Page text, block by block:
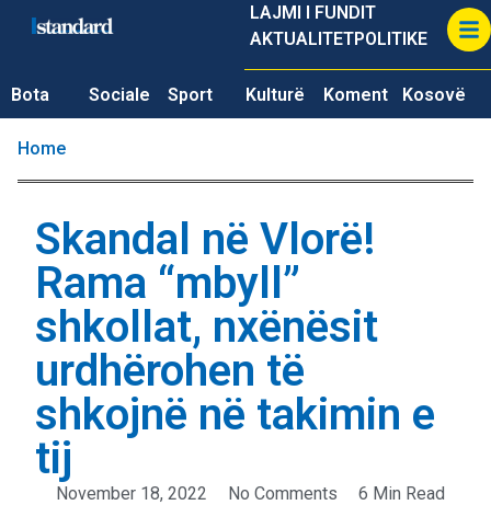
LAJMI I FUNDIT
AKTUALITETPOLITIKE
Bota Sociale Sport Kulturë Koment Kosovë
Home
Skandal në Vlorë!
Rama “mbyll”
shkollat, nxënësit
urdhërohen të
shkojnë në takimin e
tij
November 18, 2022 No Comments
6 Min Read